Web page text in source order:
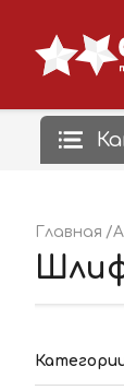
Главная